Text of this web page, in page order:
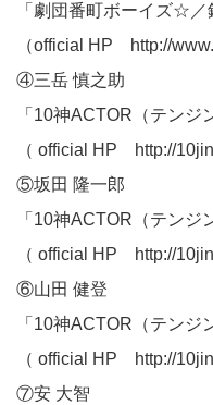
「劇団番町ボーイズ☆
（official HP
http://
④三岳 慎之助
「10神ACTOR（テン
（ official HP
http://
⑤坂田 隆一郎
「10神ACTOR（テン
（ official HP
http://
⑥山田 健登
「10神ACTOR（テン
（ official HP
http://
⑦安 大智